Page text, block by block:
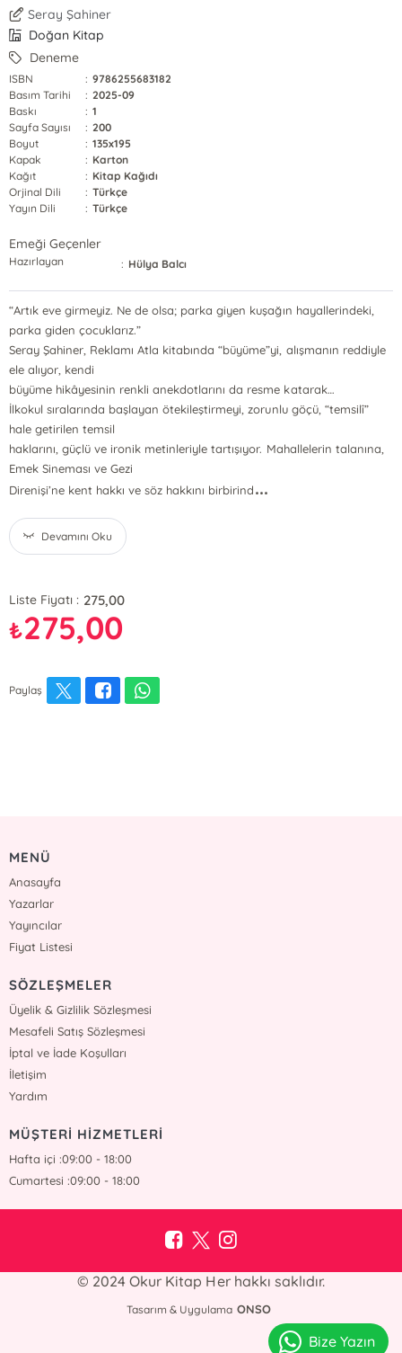
Seray Şahiner
Doğan Kitap
Deneme
ISBN : 9786255683182
Basım Tarihi
: 2025-09
Baskı
: 1
Sayfa Sayısı
: 200
Boyut
: 135x195
Kapak
: Karton
Kağıt
: Kitap Kağıdı
Orjinal Dili
: Türkçe
Yayın Dili
: Türkçe
Emeği Geçenler
Hazırlayan : Hülya Balcı
“Artık eve girmeyiz. Ne de olsa; parka giyen kuşağın hayallerindeki,
parka giden çocuklarız.”
Seray Şahiner, Reklamı Atla kitabında “büyüme”yi, alışmanın reddiyle
ele alıyor, kendi
büyüme hikâyesinin renkli anekdotlarını da resme katarak…
İlkokul sıralarında başlayan ötekileştirmeyi, zorunlu göçü, “temsilî”
hale getirilen temsil
haklarını, güçlü ve ironik metinleriyle tartışıyor. Mahallelerin talanına,
Emek Sineması ve Gezi
Direnişi’ne kent hakkı ve söz hakkını birbirind...
Devamını Oku
Liste Fiyatı : 275,00
₺275,00
Paylaş
MENÜ
Anasayfa
Yazarlar
Yayıncılar
Fiyat Listesi
SÖZLEŞMELER
Üyelik & Gizlilik Sözleşmesi
Mesafeli Satış Sözleşmesi
İptal ve İade Koşulları
İletişim
Yardım
MÜŞTERİ HİZMETLERİ
Hafta içi :09:00 - 18:00
Cumartesi :09:00 - 18:00
© 2024 Okur Kitap Her hakkı saklıdır.
Tasarım & Uygulama ONSO
Bize Yazın